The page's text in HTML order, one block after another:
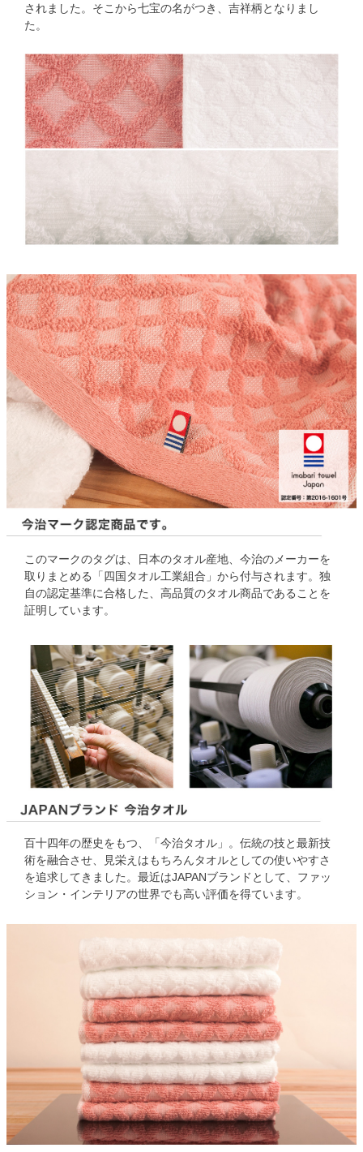
されました。そこから七宝の名がつき、吉祥柄となりまし
た。
このマークのタグは、日本のタオル産地、今治のメーカーを
取りまとめる「四国タオル工業組合」から付与されます。独
自の認定基準に合格した、高品質のタオル商品であることを
証明しています。
百十四年の歴史をもつ、「今治タオル」。伝統の技と最新技
術を融合させ、見栄えはもちろんタオルとしての使いやすさ
を追求してきました。最近はJAPANブランドとして、ファッ
ション・インテリアの世界でも高い評価を得ています。